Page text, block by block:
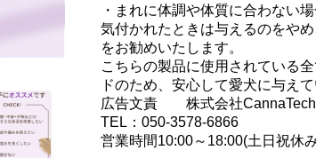
・まれに体調や体質に合わない
気付かれたときは与えるのをや
をお勧めいたします。
こちらの製品に使用されている
ドのため、安心して愛犬に与えて
広告文責	株式会社CannaTech
TEL：050-3578-6866
営業時間10:00～18:00(土日祝休